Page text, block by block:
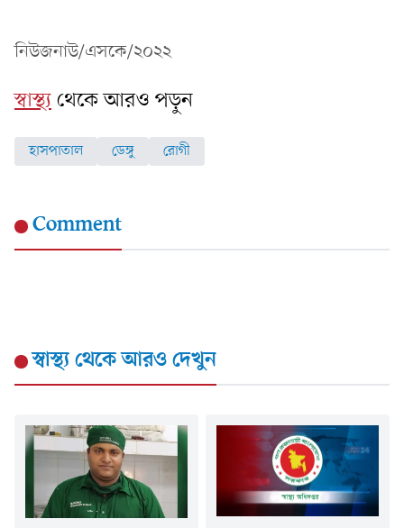
নিউজনাউ/এসকে/২০২২
স্বাস্থ্যথেকে আরও পড়ুন
হাসপাতাল ডেঙ্গু রোগী
Comment
স্বাস্থ্যথেকে আরও দেখুন